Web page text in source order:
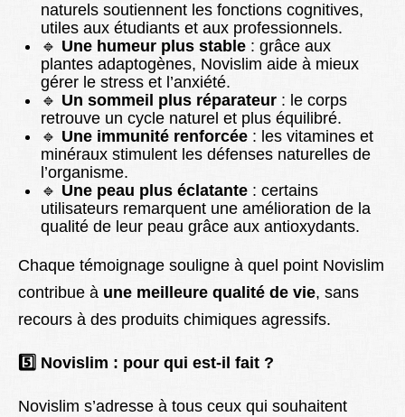
naturels soutiennent les fonctions cognitives,
utiles aux étudiants et aux professionnels.
🔹 Une humeur plus stable : grâce aux
plantes adaptogènes, Novislim aide à mieux
gérer le stress et l’anxiété.
🔹 Un sommeil plus réparateur : le corps
retrouve un cycle naturel et plus équilibré.
🔹 Une immunité renforcée : les vitamines et
minéraux stimulent les défenses naturelles de
l’organisme.
🔹 Une peau plus éclatante : certains
utilisateurs remarquent une amélioration de la
qualité de leur peau grâce aux antioxydants.
Chaque témoignage souligne à quel point Novislim
contribue à une meilleure qualité de vie, sans
recours à des produits chimiques agressifs.
5️ Novislim : pour qui est-il fait ?
Novislim s’adresse à tous ceux qui souhaitent